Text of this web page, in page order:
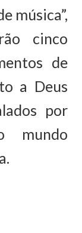
música”,
cinco
de
a Deus
por
mundo